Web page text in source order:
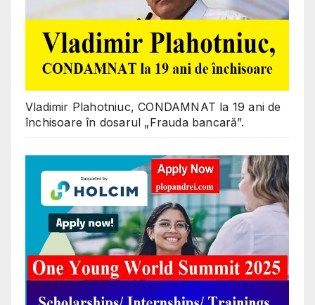
Vladimir Plahotniuc, CONDAMNAT la 19 ani de
închisoare în dosarul „Frauda bancară”.